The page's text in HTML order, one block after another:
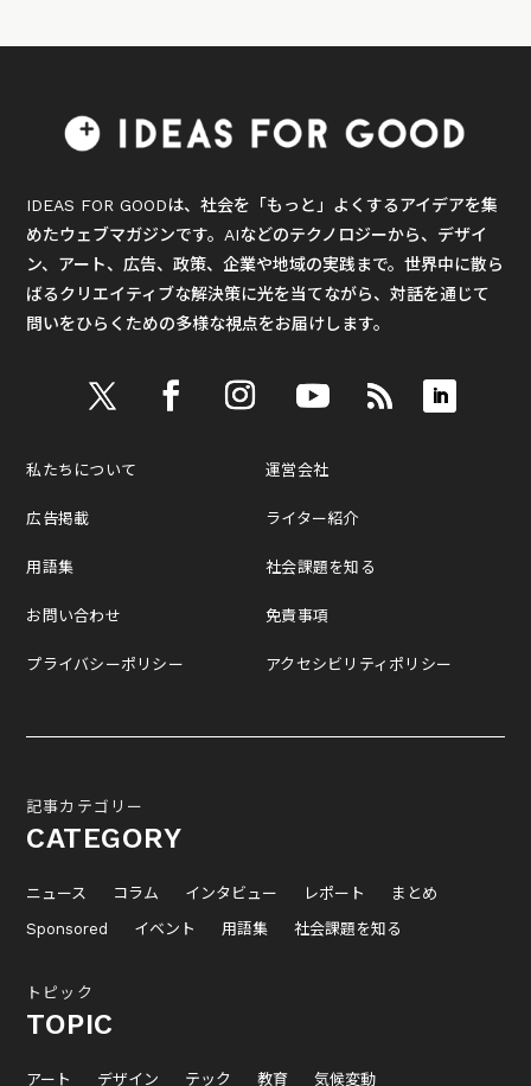
IDEAS FOR GOODは、社会を「もっと」よくするアイデアを集
めたウェブマガジンです。AIなどのテクノロジーから、デザイ
ン、アート、広告、政策、企業や地域の実践まで。世界中に散ら
ばるクリエイティブな解決策に光を当てながら、対話を通じて
問いをひらくための多様な視点をお届けします。
私たちについて
広告掲載
用語集
お問い合わせ
プライバシーポリシー
運営会社
ライター紹介
社会課題を知る
免責事項
アクセシビリティポリシー
記事カテゴリー
CATEGORY
ニュース コラム インタビュー レポート
まとめ
Sponsored
イベント 用語集 社会課題を知る
トピック
TOPIC
アート デザイン テック 教育 気候変動